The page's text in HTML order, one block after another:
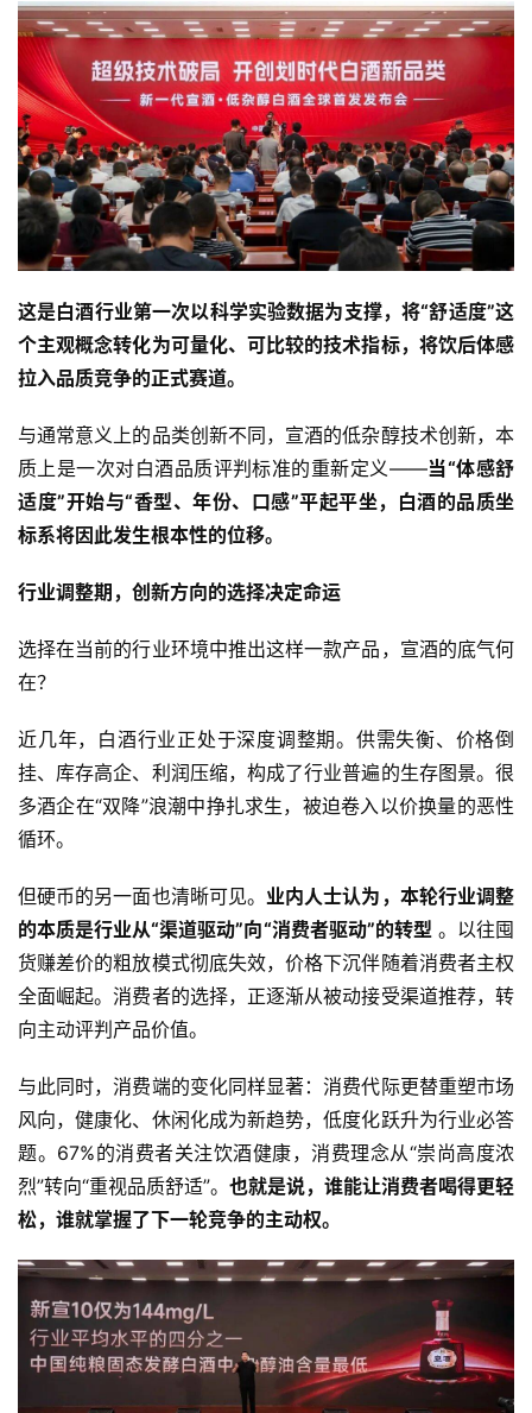
这是白酒行业第一次以科学实验数据为支撑，将“舒适度”这
个主观概念转化为可量化、可比较的技术指标，将饮后体感
拉入品质竞争的正式赛道。
与通常意义上的品类创新不同，宣酒的低杂醇技术创新，本
质上是一次对白酒品质评判标准的重新定义——当“体感舒
适度”开始与“香型、年份、口感”平起平坐，白酒的品质坐
标系将因此发生根本性的位移。
行业调整期，创新方向的选择决定命运
选择在当前的行业环境中推出这样一款产品，宣酒的底气何
在？
近几年，白酒行业正处于深度调整期。供需失衡、价格倒
挂、库存高企、利润压缩，构成了行业普遍的生存图景。很
多酒企在“双降”浪潮中挣扎求生，被迫卷入以价换量的恶性
循环。
但硬币的另一面也清晰可见。 业内人士认为，本轮行业调整
的本质是行业从“渠道驱动”向“消费者驱动”的转型 。以往囤
货赚差价的粗放模式彻底失效，价格下沉伴随着消费者主权
全面崛起。消费者的选择，正逐渐从被动接受渠道推荐，转
向主动评判产品价值。
与此同时，消费端的变化同样显著：消费代际更替重塑市场
风向，健康化、休闲化成为新趋势，低度化跃升为行业必答
题。67%的消费者关注饮酒健康，消费理念从“崇尚高度浓
烈”转向“重视品质舒适”。 也就是说，谁能让消费者喝得更轻
松，谁就掌握了下一轮竞争的主动权。